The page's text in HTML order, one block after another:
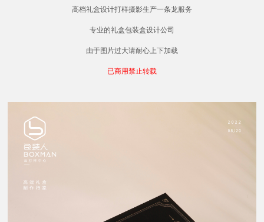
高档礼盒设计打样摄影生产一条龙服务
专业的礼盒包装盒设计公司
由于图片过大请耐心上下加载
已商用禁止转载